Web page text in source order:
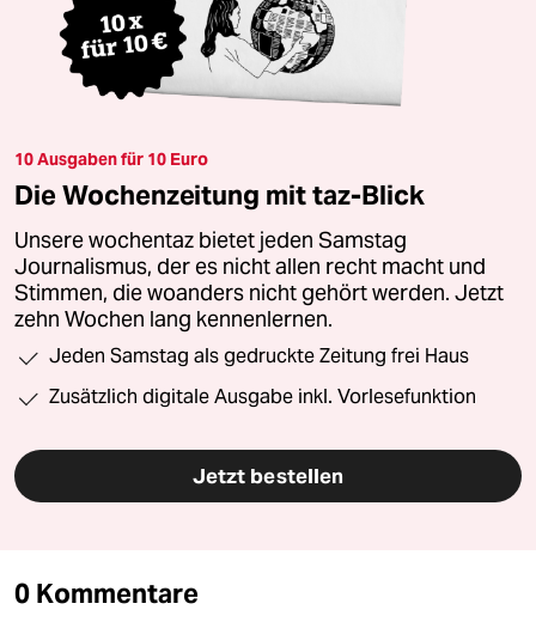
10 Ausgaben für 10 Euro
Die Wochenzeitung mit taz-Blick
Unsere wochentaz bietet jeden Samstag
Journalismus, der es nicht allen recht macht und
Stimmen, die woanders nicht gehört werden. Jetzt
zehn Wochen lang kennenlernen.
Jeden Samstag als gedruckte Zeitung frei Haus
Zusätzlich digitale Ausgabe inkl. Vorlesefunktion
Jetzt bestellen
0 Kommentare